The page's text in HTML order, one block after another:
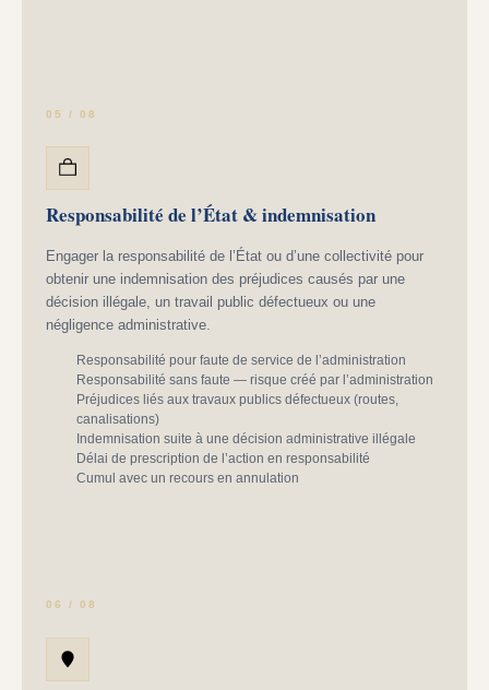
05 / 08
Responsabilité de l’État & indemnisation
Engager la responsabilité de l’État ou d’une collectivité pour
obtenir une indemnisation des préjudices causés par une
décision illégale, un travail public défectueux ou une
négligence administrative.
Responsabilité pour faute de service de l’administration
Responsabilité sans faute — risque créé par l’administration
Préjudices liés aux travaux publics défectueux (routes,
canalisations)
Indemnisation suite à une décision administrative illégale
Délai de prescription de l’action en responsabilité
Cumul avec un recours en annulation
06 / 08